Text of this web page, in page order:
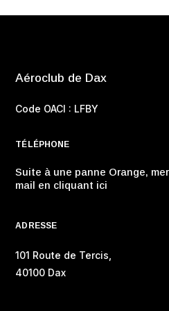
Aéroclub de Dax
Code OACI : LFBY
TÉLÉPHONE
Suite à une panne Orange,
mail en cliquant ici
ADRESSE
101 Route de Tercis,
40100 Dax